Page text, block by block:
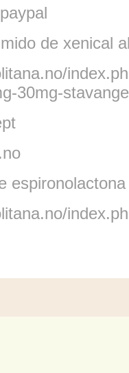
de xenical
30mg-